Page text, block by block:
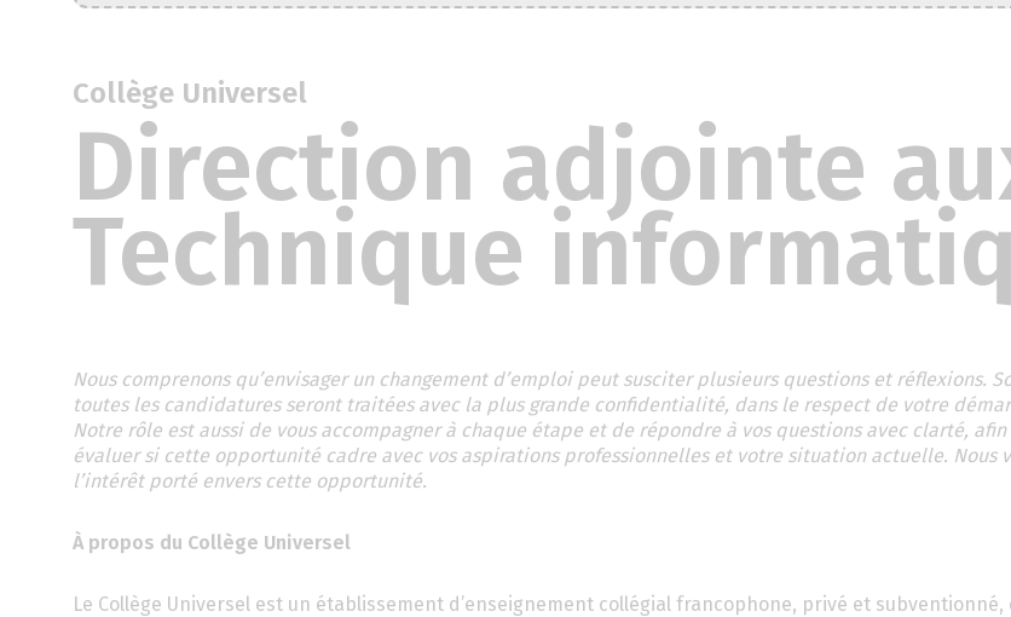
Collège Universel
Direction adjointe
Technique
Nous comprenons qu’envisager un changement d’emploi peut susciter plusieurs questions et réflexions.
toutes les candidatures seront traitées avec la plus grande confidentialité, dans le respect de votre
Notre rôle est aussi de vous accompagner à chaque étape et de répondre à vos questions avec clarté,
évaluer si cette opportunité cadre avec vos aspirations professionnelles et votre situation actuelle. Nous
l’intérêt porté envers cette opportunité.
À propos du Collège Universel
Le Collège Universel est un établissement d’enseignement collégial francophone, privé et subventionné,